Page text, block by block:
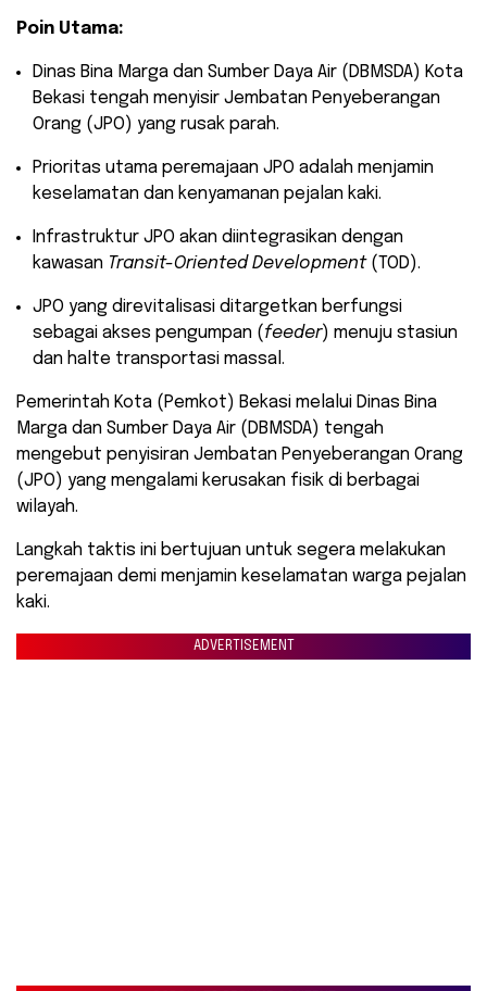
Poin Utama:
​Dinas Bina Marga dan Sumber Daya Air (DBMSDA) Kota
Bekasi tengah menyisir Jembatan Penyeberangan
Orang (JPO) yang rusak parah.
​Prioritas utama peremajaan JPO adalah menjamin
keselamatan dan kenyamanan pejalan kaki.
​Infrastruktur JPO akan diintegrasikan dengan
kawasan Transit-Oriented Development(TOD).
​JPO yang direvitalisasi ditargetkan berfungsi
sebagai akses pengumpan (feeder) menuju stasiun
dan halte transportasi massal.
Pemerintah Kota (Pemkot) Bekasi melalui Dinas Bina
Marga dan Sumber Daya Air (DBMSDA) tengah
mengebut penyisiran Jembatan Penyeberangan Orang
(JPO) yang mengalami kerusakan fisik di berbagai
wilayah.
Langkah taktis ini bertujuan untuk segera melakukan
peremajaan demi menjamin keselamatan warga pejalan
kaki.
ADVERTISEMENT